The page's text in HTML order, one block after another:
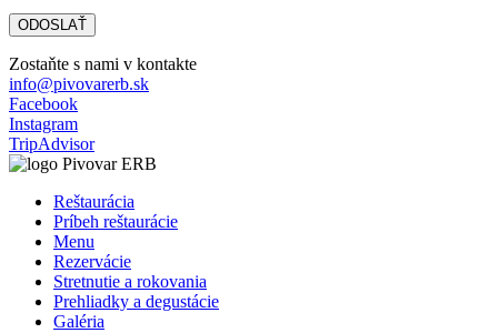
Zostaňte s nami v kontakte
info@pivovarerb.sk
Facebook
Instagram
TripAdvisor
Reštaurácia
Príbeh reštaurácie
Menu
Rezervácie
Stretnutie a rokovania
Prehliadky a degustácie
Galéria